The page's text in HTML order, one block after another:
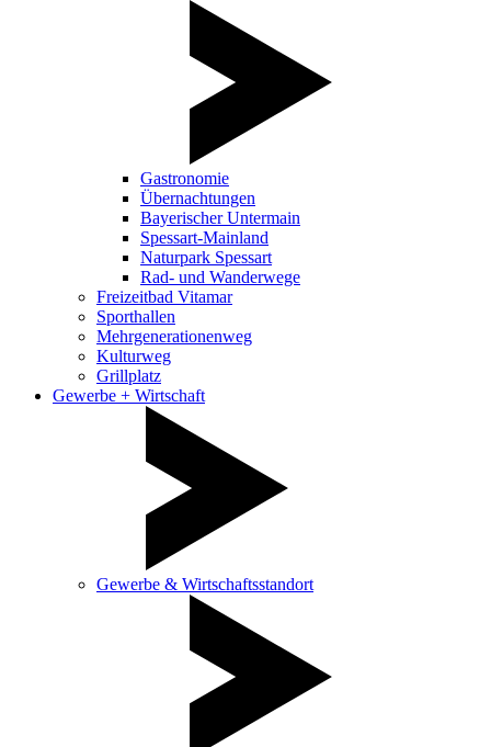
Gastronomie
Übernachtungen
Bayerischer Untermain
Spessart-Mainland
Naturpark Spessart
Rad- und Wanderwege
Freizeitbad Vitamar
Sporthallen
Mehrgenerationenweg
Kulturweg
Grillplatz
Gewerbe + Wirtschaft
Gewerbe & Wirtschaftsstandort